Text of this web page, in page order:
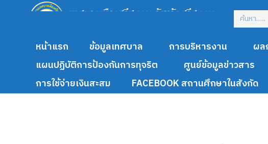
หน้าแรก ข้อมูลเทศบาล การบริหารงาน ผล
แผนปฏิบัติการป้องกันการทุจริต
ศูนย์ข้อมูลข่าวสาร
การใช้จ่ายเงินสะสม
FACEBOOK สถานศึกษาในสังกัด